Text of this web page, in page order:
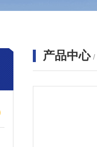
产品中心 /